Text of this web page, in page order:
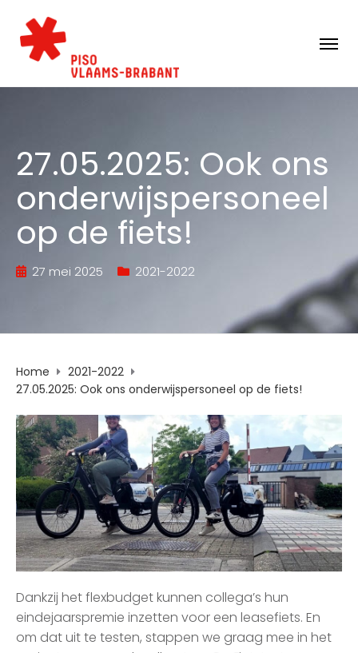
27.05.2025: Ook ons
onderwijspersoneel
op de fiets!
27 mei 2025 2021-2022
Home
2021-2022
27.05.2025: Ook ons onderwijspersoneel op de fiets!
Dankzij het flexbudget kunnen collega’s hun
eindejaarspremie inzetten voor een leasefiets. En
om dat uit te testen, stappen we graag mee in het